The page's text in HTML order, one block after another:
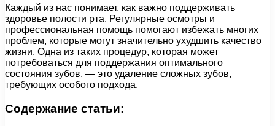
Каждый из нас понимает, как важно поддерживать
здоровье полости рта. Регулярные осмотры и
профессиональная помощь помогают избежать многих
проблем, которые могут значительно ухудшить качество
жизни. Одна из таких процедур, которая может
потребоваться для поддержания оптимального
состояния зубов, — это удаление сложных зубов,
требующих особого подхода.
Содержание статьи: